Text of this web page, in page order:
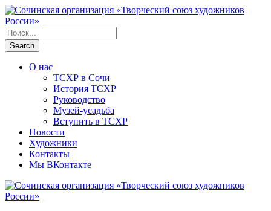
О нас
ТСХР в Сочи
История ТСХР
Руководство
Музей-усадьба
Вступить в ТСХР
Новости
Художники
Контакты
Мы ВКонтакте